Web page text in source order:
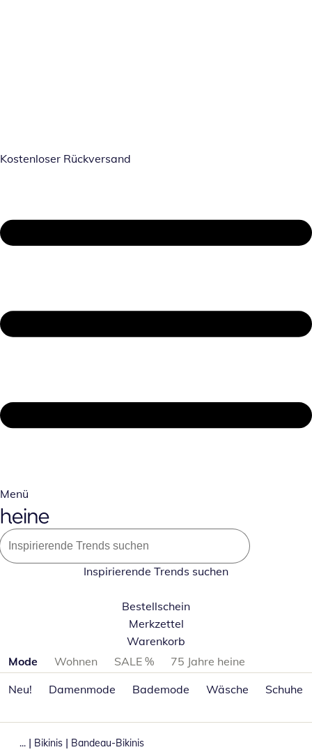
Kostenloser Rückversand
Menü
Inspirierende Trends suchen
Bestellschein
Merkzettel
Warenkorb
Produktkategorien überspringen
Mode Wohnen SALE %
75 Jahre heine
Neu!
Damenmode Bademode Wäsche Schuhe
... | Bikinis | Bandeau-Bikinis